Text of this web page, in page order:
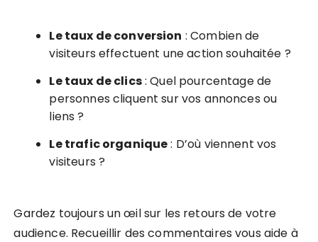
Le taux de conversion : Combien de
visiteurs effectuent une action souhaitée ?
Le taux de clics: Quel pourcentage de
personnes cliquent sur vos annonces ou
liens ?
Le trafic organique: D’où viennent vos
visiteurs ?
Gardez toujours un œil sur les retours de votre
audience. Recueillir des commentaires vous aide à